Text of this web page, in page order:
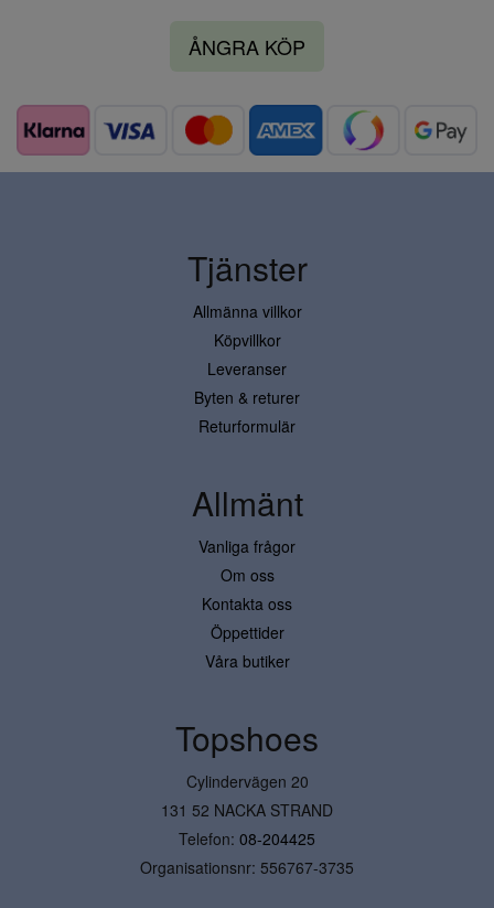
ÅNGRA KÖP
Tjänster
Allmänna villkor
Köpvillkor
Leveranser
Byten & returer
Returformulär
Allmänt
Vanliga frågor
Om oss
Kontakta oss
Öppettider
Våra butiker
Topshoes
Cylindervägen 20
131 52 NACKA STRAND
Telefon: 08-204425
Organisationsnr: 556767-3735